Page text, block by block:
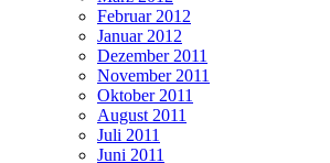
Februar 2012
Januar 2012
Dezember 2011
November 2011
Oktober 2011
August 2011
Juli 2011
Juni 2011